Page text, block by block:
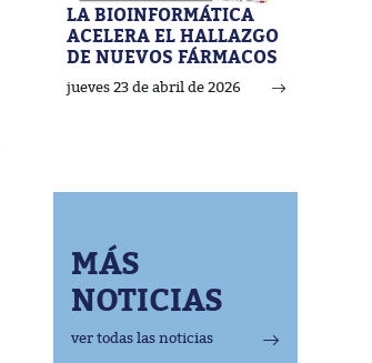
LA BIOINFORMÁTICA
ACELERA EL HALLAZGO
DE NUEVOS FÁRMACOS
jueves 23 de abril de 2026
MÁS
NOTICIAS
ver todas las noticias